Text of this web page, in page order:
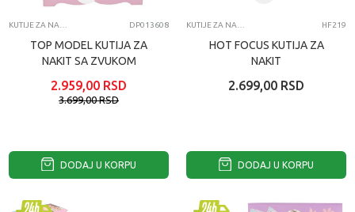
DP013608
TOP MODEL KUTIJA ZA
NAKIT SA ZVUKOM
2.959,00 RSD
3.699,00RSD
DODAJ U KORPU
HF219
HOT FOCUS KUTIJA ZA
NAKIT
2.699,00 RSD
DODAJ U KORPU